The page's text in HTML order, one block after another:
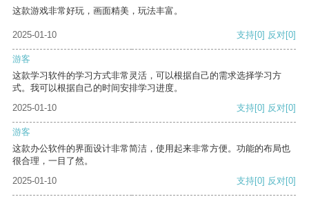
这款游戏非常好玩，画面精美，玩法丰富。
2025-01-10 支持[0] 反对[0]
游客
这款学习软件的学习方式非常灵活，可以根据自己的需求选择学习方
式。我可以根据自己的时间安排学习进度。
2025-01-10
支持[0] 反对[0]
游客
这款办公软件的界面设计非常简洁，使用起来非常方便。功能的布局也
很合理，一目了然。
2025-01-10
支持[0] 反对[0]